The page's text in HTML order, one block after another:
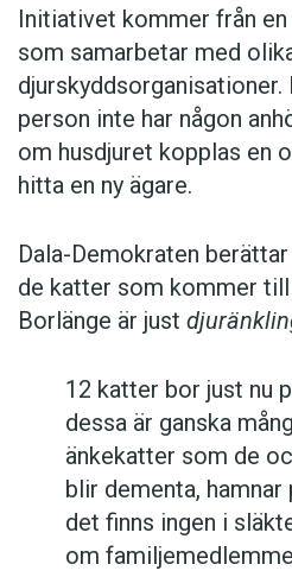
Initiativet kommer från
som samarbetar med
djurskyddsorganisationer.
person inte har någon
om husdjuret kopplas en
hitta en ny ägare.
Dala-Demokraten
de katter som kommer
Borlänge är just
12 katter bor just nu
dessa är ganska
änkekatter som de
blir dementa,
det finns ingen i
om